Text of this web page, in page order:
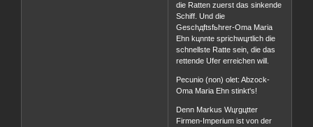
die Ratten zuerst das sinkende
Schiff. Und die
Geschдftsfьhrer-Oma Maria
Ehn kцnnte sprichwцrtlich die
schnellste Ratte sein, die das
rettende Ufer erreichen will.
Pecunio (non) olet: Abzock-
Oma Maria Ehn stinkt's!
Denn Markus Wцrgцtter
Firmen-Imperium ist von der